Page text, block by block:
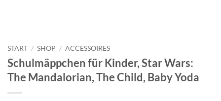
START / SHOP / ACCESSOIRES
Schulmäppchen für Kinder, Star Wars:
The Mandalorian, The Child, Baby Yoda